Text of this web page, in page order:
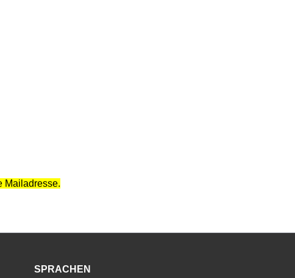
Mailadresse.
SPRACHEN